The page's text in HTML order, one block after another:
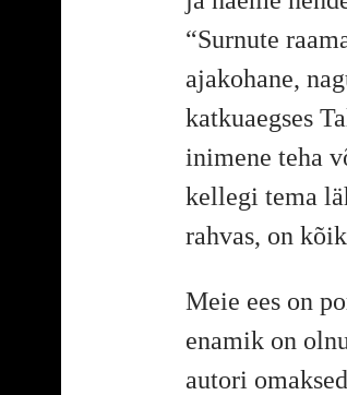
“Surnute
ajakohane,
katkuaegses
inimene teha
kellegi tema
rahvas, on
Meie ees on
enamik on
autori